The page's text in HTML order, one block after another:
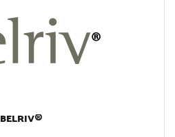
BELRIV®